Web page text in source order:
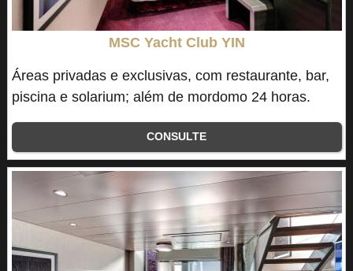
MSC Yacht Club YIN
Áreas privadas e exclusivas, com restaurante, bar,
piscina e solarium; além de mordomo 24 horas.
CONSULTE